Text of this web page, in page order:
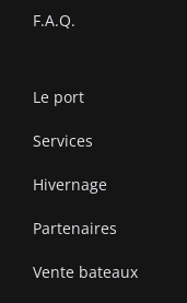
F.A.Q.
Le port
Services
Hivernage
Partenaires
Vente bateaux